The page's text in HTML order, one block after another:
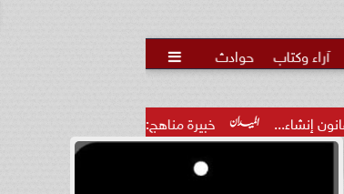
آراء وكتاب حوادث 
خبيرة مناهج: حداثة تخرج المعلمين الجدد لا تكفي..